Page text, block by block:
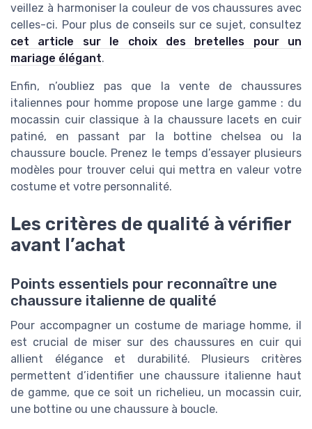
veillez à harmoniser la couleur de vos chaussures avec
celles-ci. Pour plus de conseils sur ce sujet, consultez
cet article sur le choix des bretelles pour un
mariage élégant.
Enfin, n’oubliez pas que la vente de chaussures
italiennes pour homme propose une large gamme : du
mocassin cuir classique à la chaussure lacets en cuir
patiné, en passant par la bottine chelsea ou la
chaussure boucle. Prenez le temps d’essayer plusieurs
modèles pour trouver celui qui mettra en valeur votre
costume et votre personnalité.
Les critères de qualité à vérifier
avant l’achat
Points essentiels pour reconnaître une
chaussure italienne de qualité
Pour accompagner un costume de mariage homme, il
est crucial de miser sur des chaussures en cuir qui
allient élégance et durabilité. Plusieurs critères
permettent d’identifier une chaussure italienne haut
de gamme, que ce soit un richelieu, un mocassin cuir,
une bottine ou une chaussure à boucle.